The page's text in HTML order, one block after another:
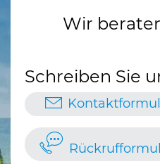
Wir
Schreiben Sie